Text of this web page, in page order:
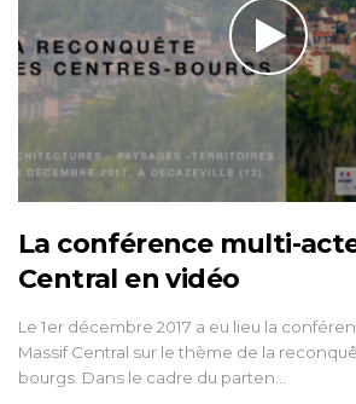
La conférence multi-
Central en vidéo
Le 1er décembre 2017 a eu lieu la
Massif Central sur le thème de la
bourgs. Dans le cadre du parten…